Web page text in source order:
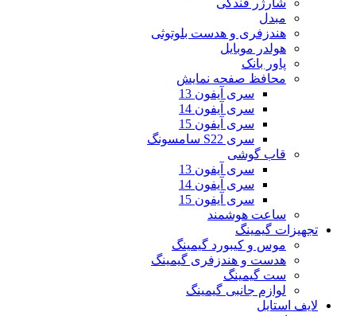
شارژر فندکی
مبدل
هندزفری و هدست بلوتوثی
هولدر موبایل
پاور بانک
محافظ صفحه نمایش
سری آیفون 13
سری آیفون 14
سری آیفون 15
سری S22 سامسونگ
قاب گوشی
سری آیفون 13
سری آیفون 14
سری آیفون 15
ساعت هوشمند
تجهیزات گیمینگ
موس و کیبورد گیمینگ
هدست و هندزفری گیمینگ
ست گیمینگ
لوازم جانبی گیمینگ
لایف استایل